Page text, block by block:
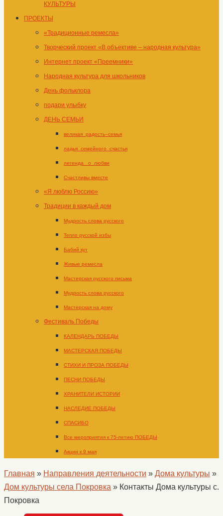
КУЛЬТУРЫ
ПРОЕКТЫ
«Традиционные ремесла»
Творческий проект «В объективе – народная культура»
Интернет проект «Преемники»
Народная культура для школьников
День фольклора
подари улыбку
ДЕНЬ СЕМЬИ
великая_радость–семья
ладья_семейного_счастья
легенда _о_любви
Счастливы вместе
«Я люблю Россию»
Традиции в каждый дом
Мудрость слова русского
Тепло русской избы
Бабий кут
Живые ремесла
Мастерская русского письма
Мудрость слова русского
Мастерская на дому
Фестиваль Победы
КАЛЕНДАРЬ ПОБЕДЫ
МАСТЕРСКАЯ ПОБЕДЫ
СТИХИ И ПРОЗА ПОБЕДЫ
ПЕСНИ ПОБЕДЫ
ХРАНИТЕЛИ ИСТОРИИ
НАСЛЕДИЕ ПОБЕДЫ
СПАСИБО
Все мероприятия к 75-летию ПОБЕДЫ
Акции к 9 мая
Главная » Направления деятельности » Дома культуры »
Дом культуры села Покровка » Контакты Дома культуры с.
Покровка